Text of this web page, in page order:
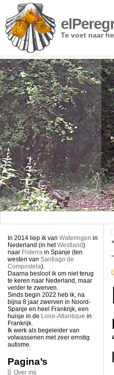
Te voet naar
In 2014 liep ik van Wateringen in
Nederland (in hetWestland)
naar Fisterrain Spanje (ten
westen van Santiago de
Compostela).
Daarna besloot ik om niet terug
te keren naar Nederland, maar
verder te zwerven.
Sinds begin 2022 heb ik, na
bijna 8 jaar zwerven in Noord-
Spanje en heel Frankrijk, een
huisje in de Loire-Atlantique in
Frankrijk.
Ik werk als begeleider van
volwassenen met zeer ernstig
autisme.
Pagina’s
Over mij
«